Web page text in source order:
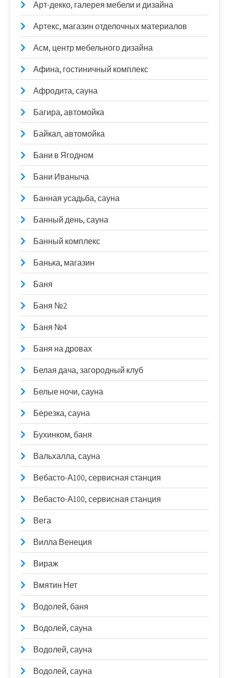
Арт-декко, галерея мебели и дизайна
Артекс, магазин отделочных материалов
Асм, центр мебельного дизайна
Афина, гостиничный комплекс
Афродита, сауна
Багира, автомойка
Байкал, автомойка
Бани в Ягодном
Бани Иваныча
Банная усадьба, сауна
Банный день, сауна
Банный комплекс
Банька, магазин
Баня
Баня №2
Баня №4
Баня на дровах
Белая дача, загородный клуб
Белые ночи, сауна
Березка, сауна
Бухинком, баня
Вальхалла, сауна
Вебасто-А100, сервисная станция
Вебасто-А100, сервисная станция
Вега
Вилла Венеция
Вираж
Вмятин Нет
Водолей, баня
Водолей, сауна
Водолей, сауна
Водолей, сауна